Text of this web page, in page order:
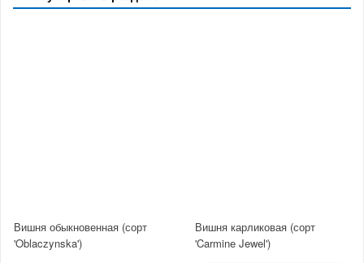
Вишня обыкновенная (сорт
'Oblaczynska')
Вишня карликовая (сорт
'Carmine Jewel')